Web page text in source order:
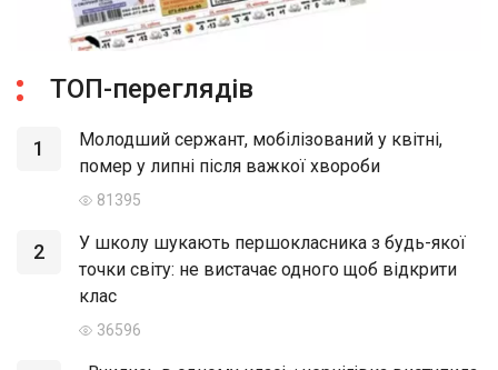
ТОП-переглядів
1
Молодший сержант, мобілізований у квітні,
помер у липні після важкої хвороби
81395
2
У школу шукають першокласника з будь-якої
точки світу: не вистачає одного щоб відкрити
клас
36596